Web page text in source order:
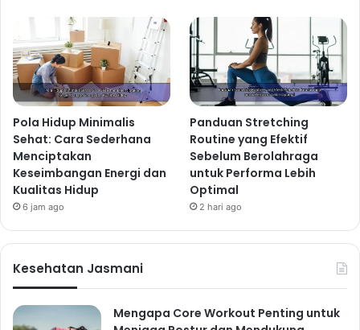
Pola Hidup Minimalis
Sehat: Cara Sederhana
Menciptakan
Keseimbangan Energi dan
Kualitas Hidup
6 jam ago
Panduan Stretching
Routine yang Efektif
Sebelum Berolahraga
untuk Performa Lebih
Optimal
2 hari ago
Kesehatan Jasmani
Mengapa Core Workout Penting untuk